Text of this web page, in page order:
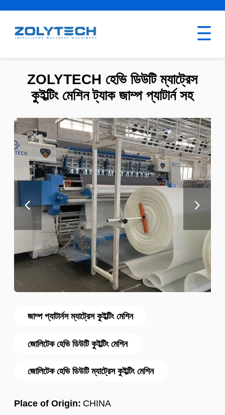
জাম্প প্যাটার্নস ম্যাট্রেস কুইল্টিং মেশিন
জোলিটেক হেভি ডিউটি ​​কুইল্টিং মেশিন
জোলিটেক হেভি ডিউটি ​​ম্যাট্রেস কুইল্টিং মেশিন
Place of Origin: CHINA
ZOLYTECH হেভি ডিউটি ​​ম্যাট্রেস
কুইল্টিং মেশিন ট্যাক জাম্প প্যাটার্ন সহ